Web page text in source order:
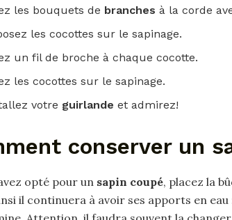
les bouquets de branchesà la corde
les cocottes sur le sapinage.
un fil de broche à chaque cocotte.
les cocottes sur le sapinage.
votre guirlandeet admirez!
conserver un
opté pour un sapin coupé, placez la
il continuera à avoir ses apports en